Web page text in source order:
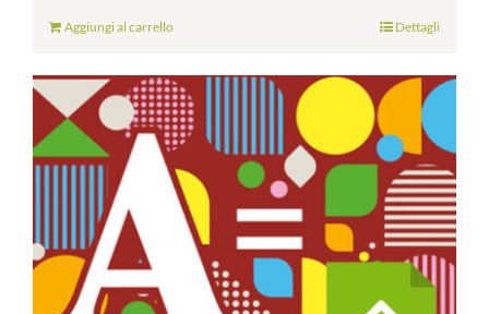
Aggiungi al carrello Dettagli